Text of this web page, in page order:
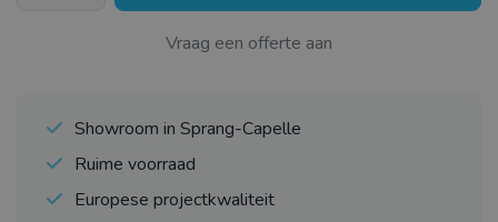
Vraag een offerte aan
Showroom in Sprang-Capelle
Ruime voorraad
Europese projectkwaliteit